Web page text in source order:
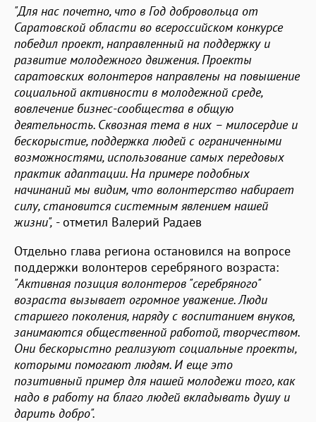
"Для нас почетно, что в Год добровольца от
Саратовской области во всероссийском конкурсе
победил проект, направленный на поддержку и
развитие молодежного движения. Проекты
саратовских волонтеров направлены на повышение
социальной активности в молодежной среде,
вовлечение бизнес-сообщества в общую
деятельность. Сквозная тема в них – милосердие и
бескорыстие, поддержка людей с ограниченными
возможностями, использование самых передовых
практик адаптации. На примере подобных
начинаний мы видим, что волонтерство набирает
силу, становится системным явлением нашей
жизни", - отметил Валерий Радаев
Отдельно глава региона остановился на вопросе
поддержки волонтеров серебряного возраста:
"Активная позиция волонтеров "серебряного"
возраста вызывает огромное уважение. Люди
старшего поколения, наряду с воспитанием внуков,
занимаются общественной работой, творчеством.
Они бескорыстно реализуют социальные проекты,
которыми помогают людям. И еще это
позитивный пример для нашей молодежи того, как
надо в работу на благо людей вкладывать душу и
дарить добро".